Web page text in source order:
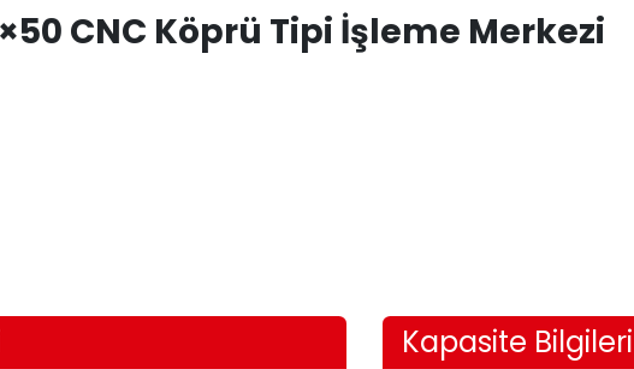
CNC Köprü Tipi İşleme Merkezi
Kapasite Bilgileri